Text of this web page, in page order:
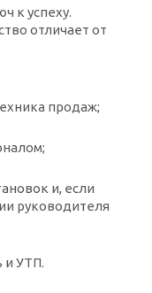
к успеху.
отличает от
продаж;
и, если
руководителя
и УТП.